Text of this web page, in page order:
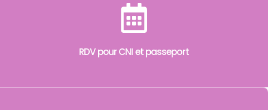
RDV pour CNI et passeport